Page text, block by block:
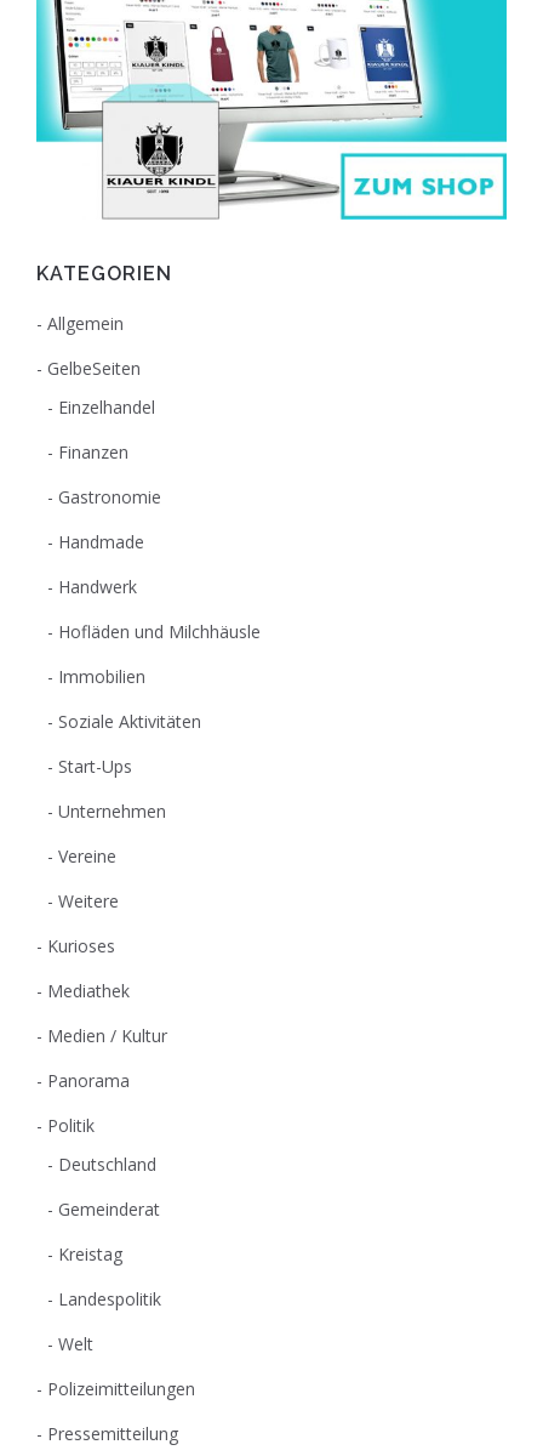
KATEGORIEN
Allgemein
GelbeSeiten
Einzelhandel
Finanzen
Gastronomie
Handmade
Handwerk
Hofläden und Milchhäusle
Immobilien
Soziale Aktivitäten
Start-Ups
Unternehmen
Vereine
Weitere
Kurioses
Mediathek
Medien / Kultur
Panorama
Politik
Deutschland
Gemeinderat
Kreistag
Landespolitik
Welt
Polizeimitteilungen
Pressemitteilung